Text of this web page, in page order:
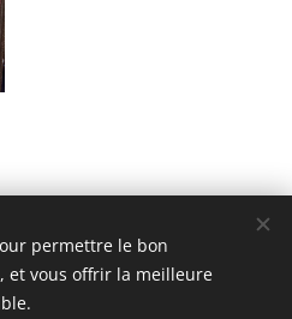
permettre le bon
et vous offrir la meilleure